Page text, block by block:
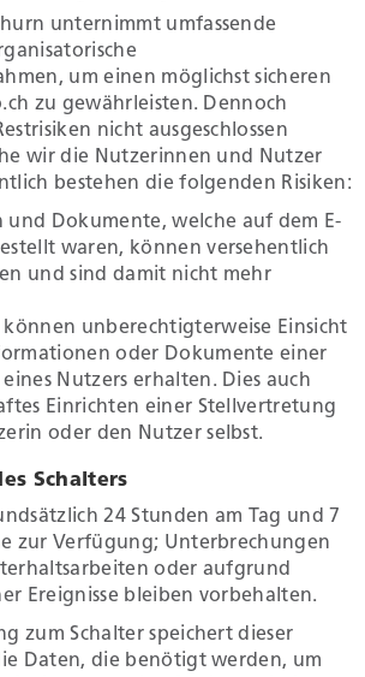
unternimmt umfassende
um einen möglichst sicheren
zu gewährleisten. Dennoch
nicht ausgeschlossen
wir die Nutzerinnen und Nutzer
bestehen die folgenden Risiken:
und Dokumente, welche auf dem E-
waren, können versehentlich
und sind damit nicht mehr
unberechtigterweise Einsicht
oder Dokumente einer
Nutzers erhalten. Dies auch
Einrichten einer Stellvertretung
oder den Nutzer selbst.
Schalters
24 Stunden am Tag und 7
zur Verfügung; Unterbrechungen
oder aufgrund
Ereignisse bleiben vorbehalten.
zum Schalter speichert dieser
Daten, die benötigt werden, um